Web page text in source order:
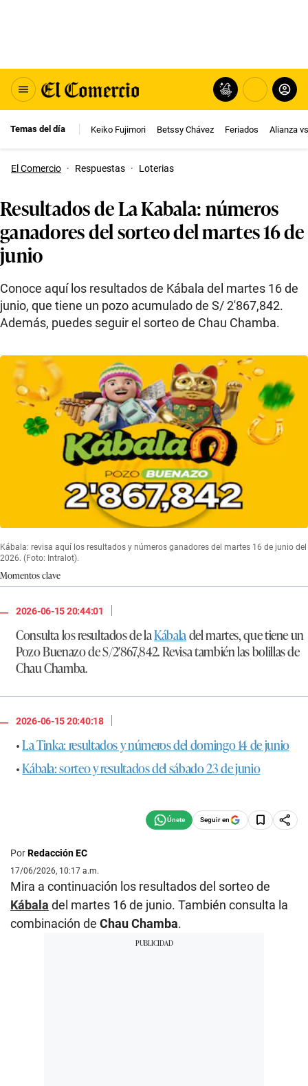
Temas del día Keiko Fujimori Betssy Chávez Feriados Alianza
El Comercio · Respuestas · Loterias
Resultados de La Kabala: números
ganadores del sorteo del martes 16 de
junio
Conoce aquí los resultados de Kábala del martes 16 de
junio, que tiene un pozo acumulado de S/ 2′867,842.
Además, puedes seguir el sorteo de Chau Chamba.
Kábala: revisa aquí los resultados y números ganadores del martes 16 de junio del
2026. (Foto: Intralot).
Momentos clave
2026-06-15 20:44:01
|
Consulta los resultados de laKábaladel martes, que tiene un
Pozo Buenazo de S/2′867,842. Revisa también las bolillas de
Chau Chamba.
2026-06-15 20:40:18
|
•La Tinka: resultados y números del domingo 14 de junio
•Kábala: sorteo y resultados del sábado 23 de junio
Seguir en
PorRedacción EC
17/06/2026, 10:17 a.m.
Mira a continuación los resultados del sorteo de
Kábala del martes 16 de junio. También consulta la
combinación de Chau Chamba.